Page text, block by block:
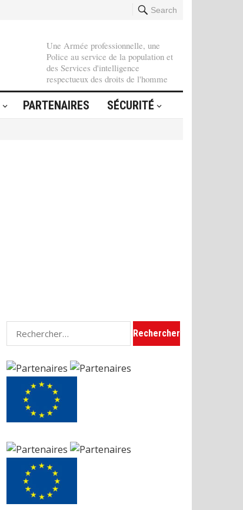
Search
Une Armée professionnelle, une
Police au service de la population et
des Services d'intelligence
respectueux des droits de l'homme
PARTENAIRES SÉCURITÉ
Rechercher :